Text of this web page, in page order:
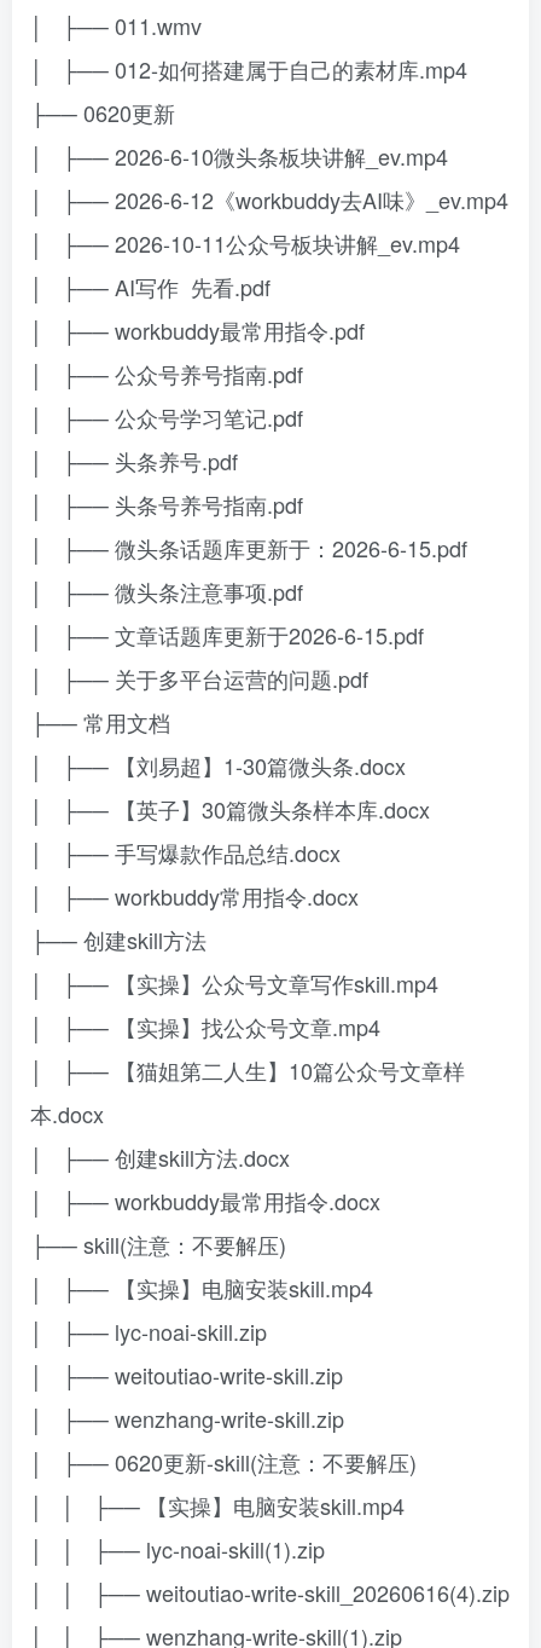
│ ├── 011.wmv
│ ├── 012-如何搭建属于自己的素材库.mp4
├── 0620更新
│ ├── 2026-6-10微头条板块讲解_ev.mp4
│ ├── 2026-6-12《workbuddy去AI味》_ev.mp4
│ ├── 2026-10-11公众号板块讲解_ev.mp4
│ ├── AI写作 先看.pdf
│ ├── workbuddy最常用指令.pdf
│ ├── 公众号养号指南.pdf
│ ├── 公众号学习笔记.pdf
│ ├── 头条养号.pdf
│ ├── 头条号养号指南.pdf
│ ├── 微头条话题库更新于：2026-6-15.pdf
│ ├── 微头条注意事项.pdf
│ ├── 文章话题库更新于2026-6-15.pdf
│ ├── 关于多平台运营的问题.pdf
├── 常用文档
│ ├── 【刘易超】1-30篇微头条.docx
│ ├── 【英子】30篇微头条样本库.docx
│ ├── 手写爆款作品总结.docx
│ ├── workbuddy常用指令.docx
├── 创建skill方法
│ ├── 【实操】公众号文章写作skill.mp4
│ ├── 【实操】找公众号文章.mp4
│ ├── 【猫姐第二人生】10篇公众号文章样
本.docx
│ ├── 创建skill方法.docx
│ ├── workbuddy最常用指令.docx
├── skill(注意：不要解压)
│ ├── 【实操】电脑安装skill.mp4
│ ├── lyc-noai-skill.zip
│ ├── weitoutiao-write-skill.zip
│ ├── wenzhang-write-skill.zip
│ ├── 0620更新-skill(注意：不要解压)
│ │ ├── 【实操】电脑安装skill.mp4
│ │ ├── lyc-noai-skill(1).zip
│ │ ├── weitoutiao-write-skill_20260616(4).zip
│ │ ├── wenzhang-write-skill(1).zip